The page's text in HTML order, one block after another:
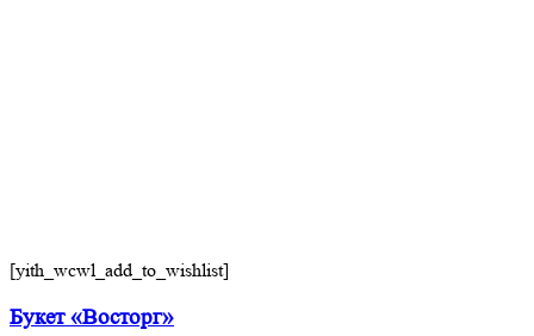
[yith_wcwl_add_to_wishlist]
Букет «Восторг»